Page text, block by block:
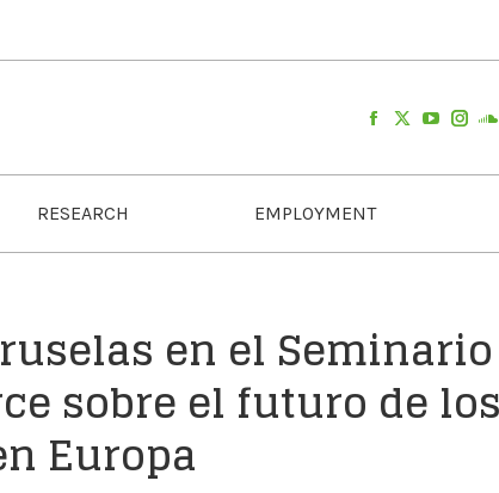
RESEARCH EMPLOYMENT
en el Seminario
sobre el futuro de los
Europa